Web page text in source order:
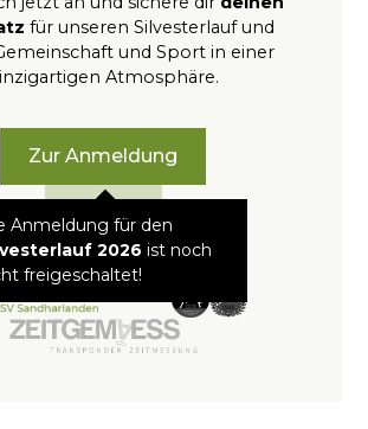
für unseren Silvesterlauf und
und Sport in einer
Atmosphäre.
Anmeldung für den
2026 ist noch
freigeschaltet!
Zur Anmeldung